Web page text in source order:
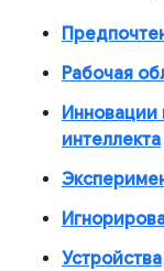
Рабочая
Инновации
интеллекта
Устройства